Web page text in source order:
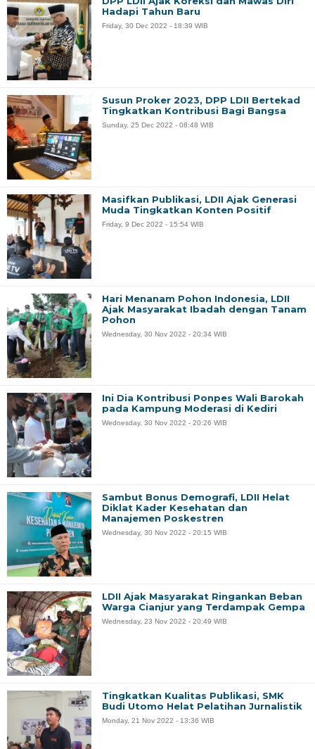
Hadapi Tahun Baru
Friday, 30 Dec 2022 - 18:39 WIB
Susun Proker 2023, DPP LDII Bertekad
Tingkatkan Kontribusi Bagi Bangsa
Sunday, 25 Dec 2022 - 08:48 WIB
Masifkan Publikasi, LDII Ajak Generasi
Muda Tingkatkan Konten Positif
Friday, 9 Dec 2022 - 15:54 WIB
Hari Menanam Pohon Indonesia, LDII
Ajak Masyarakat Ibadah dengan Tanam
Pohon
Wednesday, 30 Nov 2022 - 20:34 WIB
Ini Dia Kontribusi Ponpes Wali Barokah
pada Kampung Moderasi di Kediri
Wednesday, 30 Nov 2022 - 20:26 WIB
Sambut Bonus Demografi, LDII Helat
Diklat Kader Kesehatan dan
Manajemen Poskestren
Wednesday, 30 Nov 2022 - 20:15 WIB
LDII Ajak Masyarakat Ringankan Beban
Warga Cianjur yang Terdampak Gempa
Wednesday, 23 Nov 2022 - 20:49 WIB
Tingkatkan Kualitas Publikasi, SMK
Budi Utomo Helat Pelatihan Jurnalistik
Monday, 21 Nov 2022 - 13:36 WIB